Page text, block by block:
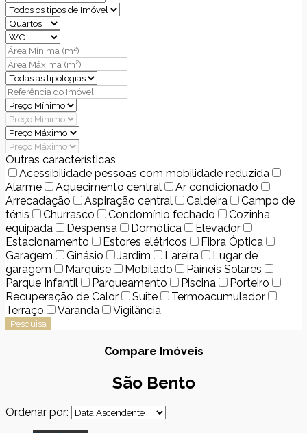
Outras características
Acessibilidade pessoas com mobilidade reduzida
Alarme
Aquecimento central
Ar condicionado
Arrecadação
Aspiração central Caldeira
Campo de
ténis
Churrasco Condomínio fechado
Cozinha
equipada
Despensa Domótica
Elevador
Estacionamento
Estores elétricos
Fibra Óptica
Garagem
Ginásio Jardim Lareira
Lugar de
garagem
Marquise Mobilado
Paíneis Solares
Parque Infantil
Parqueamento Piscina
Porteiro
Recuperação de Calor
Suite
Termoacumulador
Terraço
Varanda Vigilância
Pesquisa
Compare Imóveis
São Bento
Ordenar por: